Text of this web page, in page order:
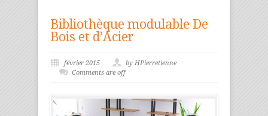
Bibliothèque modulable De
Bois et d’Acier
février 2015
by HPierretienne
Comments are off